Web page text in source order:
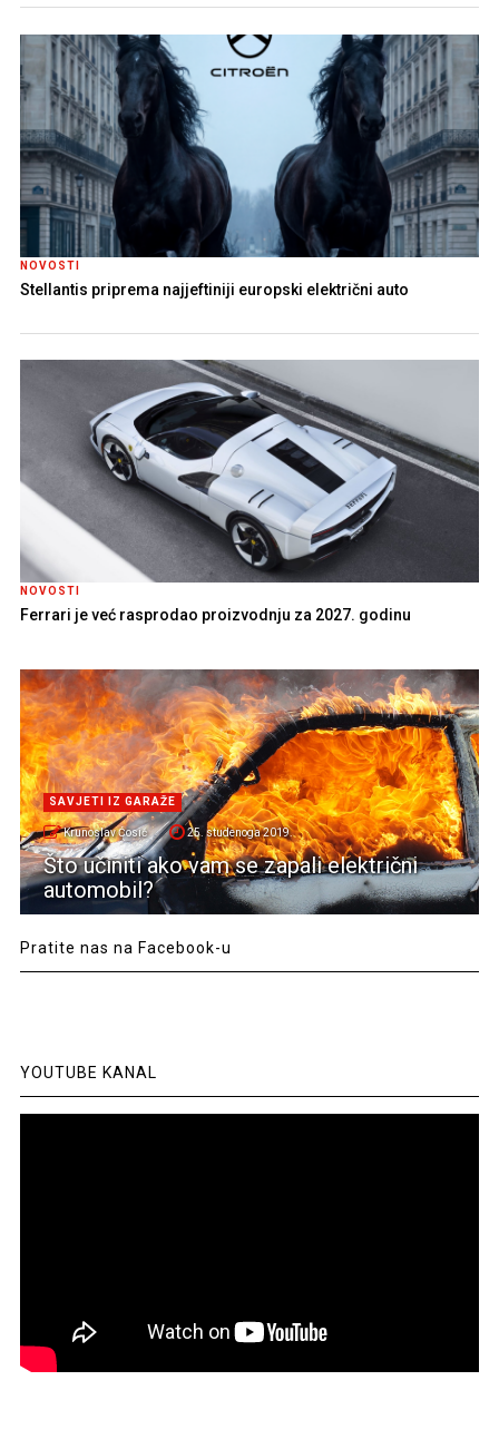
NOVOSTI
Stellantis priprema najjeftiniji europski električni auto
NOVOSTI
Ferrari je već rasprodao proizvodnju za 2027. godinu
SAVJETI IZ GARAŽE
Krunoslav Ćosić 25. studenoga 2019.
Što učiniti ako vam se zapali električni
automobil?
Pratite nas na Facebook-u
YOUTUBE KANAL